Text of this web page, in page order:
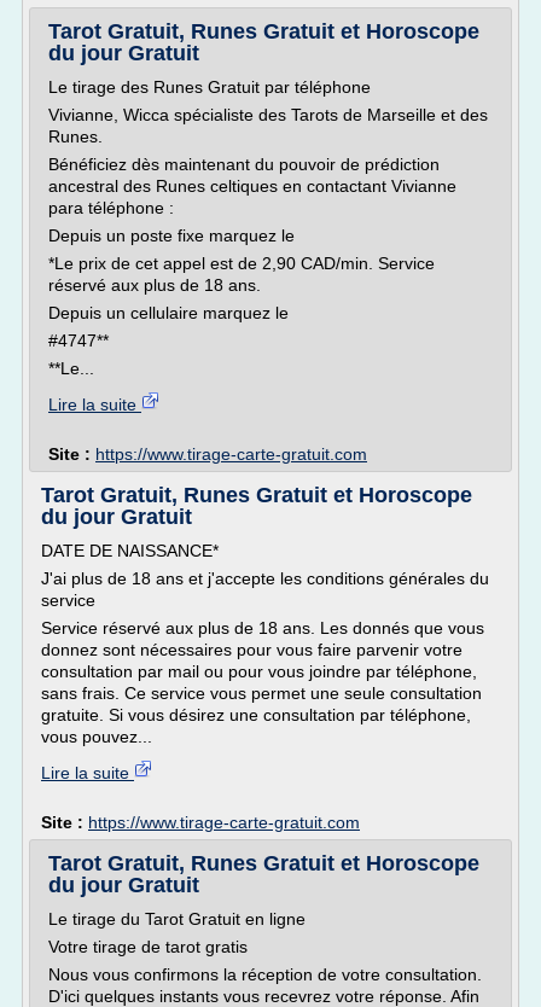
Tarot Gratuit, Runes Gratuit et Horoscope
du jour Gratuit
Le tirage des Runes Gratuit par téléphone
Vivianne, Wicca spécialiste des Tarots de Marseille et des
Runes.
Bénéficiez dès maintenant du pouvoir de prédiction
ancestral des Runes celtiques en contactant Vivianne
para téléphone :
Depuis un poste fixe marquez le
*Le prix de cet appel est de 2,90 CAD/min. Service
réservé aux plus de 18 ans.
Depuis un cellulaire marquez le
#4747**
**Le...
Lire la suite
Site : https://www.tirage-carte-gratuit.com
Tarot Gratuit, Runes Gratuit et Horoscope
du jour Gratuit
DATE DE NAISSANCE*
J'ai plus de 18 ans et j'accepte les conditions générales du
service
Service réservé aux plus de 18 ans. Les donnés que vous
donnez sont nécessaires pour vous faire parvenir votre
consultation par mail ou pour vous joindre par téléphone,
sans frais. Ce service vous permet une seule consultation
gratuite. Si vous désirez une consultation par téléphone,
vous pouvez...
Lire la suite
Site : https://www.tirage-carte-gratuit.com
Tarot Gratuit, Runes Gratuit et Horoscope
du jour Gratuit
Le tirage du Tarot Gratuit en ligne
Votre tirage de tarot gratis
Nous vous confirmons la réception de votre consultation.
D'ici quelques instants vous recevrez votre réponse. Afin